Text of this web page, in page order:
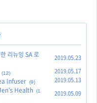
리뉴잉 SA 로
2019.05.23
(12) 2019.05.17
Infuser (9) 2019.05.13
Health (1
2019.05.09